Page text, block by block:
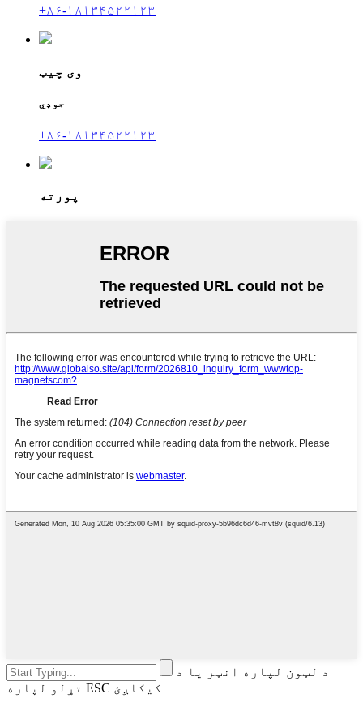
+۸۶-۱۸۱۳۴۵۲۲۱۲۳
وی چیټ
جوډي
+۸۶-۱۸۱۳۴۵۲۲۱۲۳
پورته
د لټون لپاره انټر یا د
تړلو لپاره ESC کیکاږئ